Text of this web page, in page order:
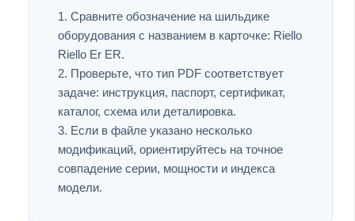
Сравните обозначение на шильдике
оборудования с названием в карточке: Riello
Riello Er ER.
Проверьте, что тип PDF соответствует
задаче: инструкция, паспорт, сертификат,
каталог, схема или деталировка.
Если в файле указано несколько
модификаций, ориентируйтесь на точное
совпадение серии, мощности и индекса
модели.